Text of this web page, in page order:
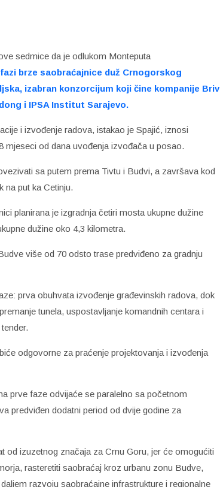
sedmice da je odlukom Monteputa
brze saobraćajnice duž Crnogorskog
izabran konzorcijum koji čine kompanije Briv
i IPSA Institut Sarajevo.
i izvođenje radova, istakao je Spajić, iznosi
mjeseci od dana uvođenja izvođača u posao.
sa putem prema Tivtu i Budvi, a završava kod
na put ka Cetinju.
planirana je izgradnja četiri mosta ukupne dužine
dužine oko 4,3 kilometra.
više od 70 odsto trase predviđeno za gradnju
prva obuhvata izvođenje građevinskih radova, dok
tunela, uspostavljanje komandnih centara i
odgovorne za praćenje projektovanja i izvođenja
prve faze odvijaće se paralelno sa početnom
predviđen dodatni period od dvije godine za
od izuzetnog značaja za Crnu Goru, jer će omogućiti
rasteretiti saobraćaj kroz urbanu zonu Budve,
razvoju saobraćajne infrastrukture i regionalne